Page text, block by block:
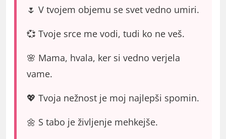
🌷 V tvojem objemu se svet vedno umiri.
💞 Tvoje srce me vodi, tudi ko ne veš.
🌸 Mama, hvala, ker si vedno verjela
vame.
💖 Tvoja nežnost je moj najlepši spomin.
🌼 S tabo je življenje mehkejše.